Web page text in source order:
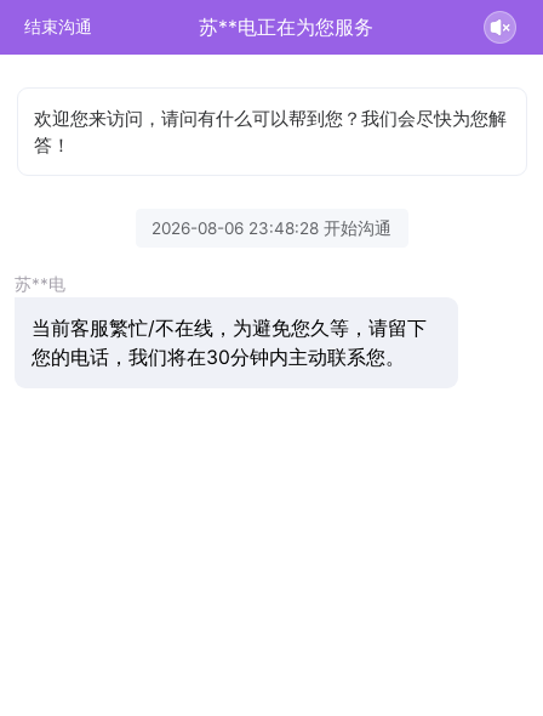
结束沟通 苏**电正在为您服务
欢迎您来访问，请问有什么可以帮到您？我们会尽快为您解
答！
2026-08-06 23:48:28 开始沟通
苏**电
当前客服繁忙/不在线，为避免您久等，请留下
您的电话，我们将在30分钟内主动联系您。